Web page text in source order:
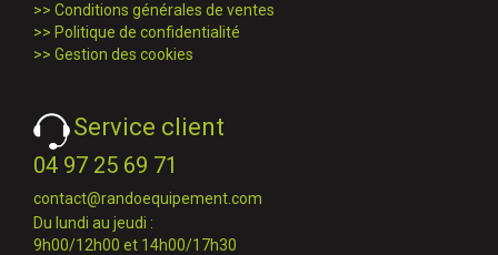
>> Conditions générales de ventes
>> Politique de confidentialité
>> Gestion des cookies
Service client
04 97 25 69 71
contact@randoequipement.com
Du lundi au jeudi :
9h00/12h00 et 14h00/17h30